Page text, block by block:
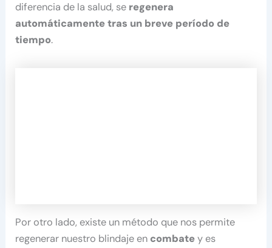
diferencia de la salud, se regenera
automáticamente tras un breve período de
tiempo.
Por otro lado, existe un método que nos permite
regenerar nuestro blindaje en combatey es